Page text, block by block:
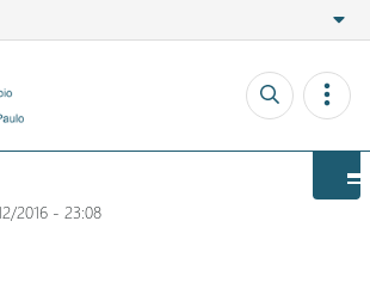
A+
Powered by Translate
2016 - 23:08